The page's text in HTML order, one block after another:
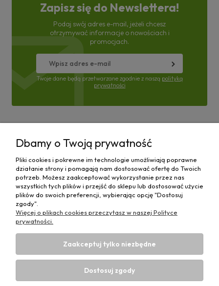
Zapisz się do Newslettera!
Podaj swój adres e-mail, jeżeli chcesz
otrzymywać informacje o nowościach i
promocjach.
Twoje dane będą przetwarzane zgodnie z naszą polityką
prywatności
Moje konto
Płatności i dostawa
Informacje
O nas
Sklep rolniczy z częściami do maszyn E-ciągnik |
Dbamy o Twoją prywatność
Pliki cookies i pokrewne im technologie umożliwiają poprawne
działanie strony i pomagają nam dostosować ofertę do Twoich
potrzeb. Możesz zaakceptować wykorzystanie przez nas
wszystkich tych plików i przejść do sklepu lub dostosować użycie
plików do swoich preferencji, wybierając opcję "Dostosuj
zgody".
Więcej o plikach cookies przeczytasz w naszej Polityce
prywatności.
Zaakceptuj tylko niezbędne
Dostosuj zgody